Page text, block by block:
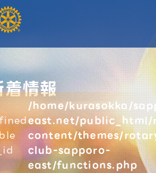
情報
/home/kurasokka/
east.net/
content/themes/
club-sapporo-
east/functions.php